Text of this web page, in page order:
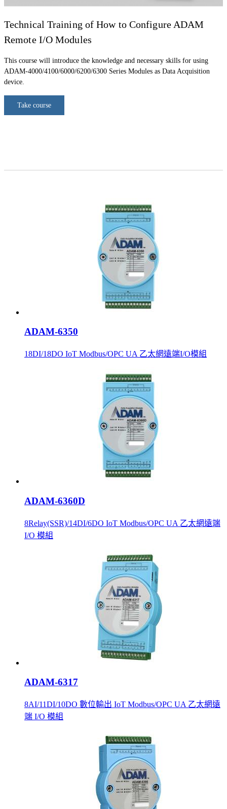
Technical Training of How to Configure ADAM
Remote I/O Modules
This course will introduce the knowledge and necessary skills for using
ADAM-4000/4100/6000/6200/6300 Series Modules as Data Acquisition
device.
Take course
ADAM-6350
18DI/18DO IoT Modbus/OPC UA 乙太網遠端I/O模組
ADAM-6360D
8Relay(SSR)/14DI/6DO IoT Modbus/OPC UA 乙太網遠端
I/O 模組
ADAM-6317
8AI/11DI/10DO 數位輸出 IoT Modbus/OPC UA 乙太網遠
端 I/O 模組